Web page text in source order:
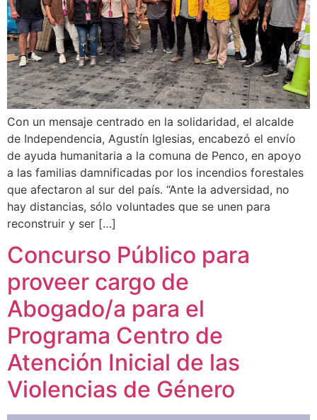
Con un mensaje centrado en la solidaridad, el alcalde
de Independencia, Agustín Iglesias, encabezó el envío
de ayuda humanitaria a la comuna de Penco, en apoyo
a las familias damnificadas por los incendios forestales
que afectaron al sur del país. “Ante la adversidad, no
hay distancias, sólo voluntades que se unen para
reconstruir y ser […]
Concurso Público para
proveer cargo de
Abogado/a para el
Programa Centro de
Atención Inicial de las
Violencias de Género